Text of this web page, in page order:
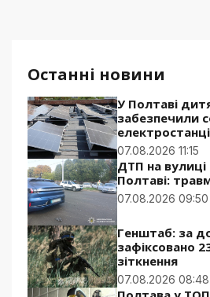
Останні новини
У Полтаві
забезпечили
07.08.2026 11:15
ДТП на вулиці
Полтаві:
07.08.2026 09:50
Генштаб: за
зафіксовано
зіткнення
07.08.2026 08:48